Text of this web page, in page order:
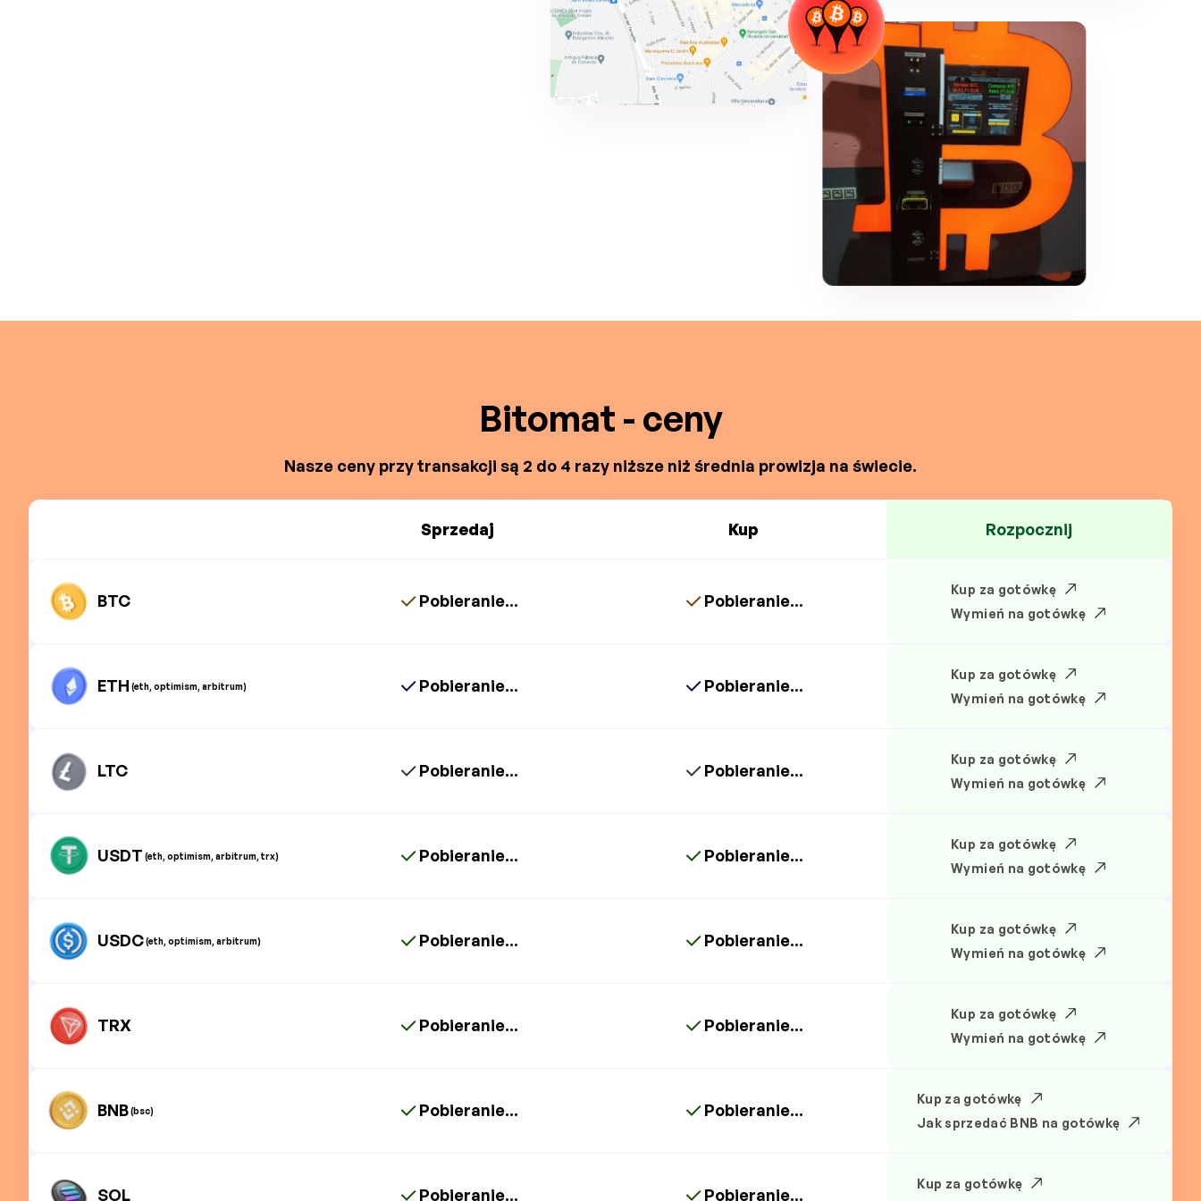
Bitomat - ceny
Nasze ceny przy transakcji są 2 do 4 razy niższe niż średnia prowizja na świecie.
Sprzedaj Kup Rozpocznij
BTC Pobieranie... Pobieranie...
Kup za gotówkę
Wymień na gotówkę
ETH (eth, optimism, arbitrum) Pobieranie... Pobieranie...
Kup za gotówkę
Wymień na gotówkę
LTC Pobieranie... Pobieranie...
Kup za gotówkę
Wymień na gotówkę
USDT (eth, optimism, arbitrum, trx) Pobieranie... Pobieranie...
Kup za gotówkę
Wymień na gotówkę
USDC(eth, optimism, arbitrum) Pobieranie... Pobieranie...
Kup za gotówkę
Wymień na gotówkę
TRX Pobieranie... Pobieranie...
Kup za gotówkę
Wymień na gotówkę
BNB(bsc) Pobieranie... Pobieranie...
Kup za gotówkę
Jak sprzedać BNB na gotówkę
SOL Pobieranie... Pobieranie...
Kup za gotówkę